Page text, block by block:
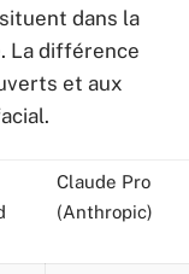
dans la
La différence
et aux
Claude Pro
(Anthropic)